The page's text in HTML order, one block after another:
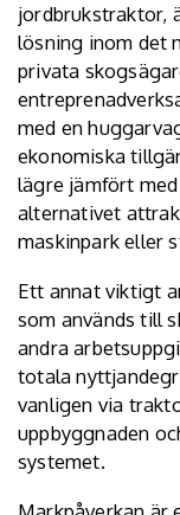
jordbrukstraktor,
lösning inom det
privata
med en
ekonomiska
lägre jämfört
alternativet
maskinpark eller
Ett annat viktigt
som används till
andra
totala
vanligen via
uppbyggnaden
systemet.